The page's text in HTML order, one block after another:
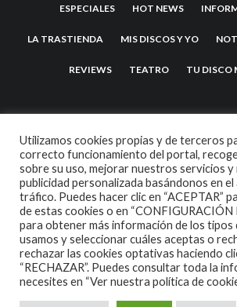
ESPECIALES HOT NEWS
LA TRASTIENDA MIS DISCOS Y YO
REVIEWS TEATRO TU DISCO
2007 COPYRIGHT -CODETIPI
Utilizamos cookies propias y de terceros
correcto funcionamiento del portal,
sobre su uso, mejorar nuestros servicios
publicidad personalizada basándonos en el
tráfico. Puedes hacer clic en “ACEPTAR”
de estas cookies o en “CONFIGURACIÓN
para obtener más información de los tipos
usamos y seleccionar cuáles aceptas o
rechazar las cookies optativas haciendo
“RECHAZAR”. Puedes consultar toda la
necesites en “Ver nuestra política de